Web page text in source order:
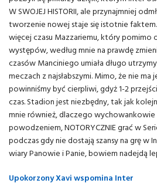
W SWOJEJ HISTORII, ale przynajmniej
tworzenie nowej staje się istotnie
więcej czasu Mazzariemu, który pomimo
występów, według mnie na prawdę
czasów Manciniego umiała długo
meczach z najsłabszymi. Mimo, że nie
powinniśmy być cierpliwi, gdyż 1-2
czas. Stadion jest niezbędny, tak jak
mnie również, dlaczego
powodzeniem, NOTORYCZNIE grać w
podczas gdy nie dostają szansy na grę w
wiary Panowie i Panie, bowiem nadejdą
Upokorzony Xavi wspomina Inter